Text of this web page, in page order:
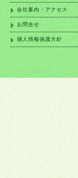
会社案内・アクセス
お問合せ
個人情報保護方針